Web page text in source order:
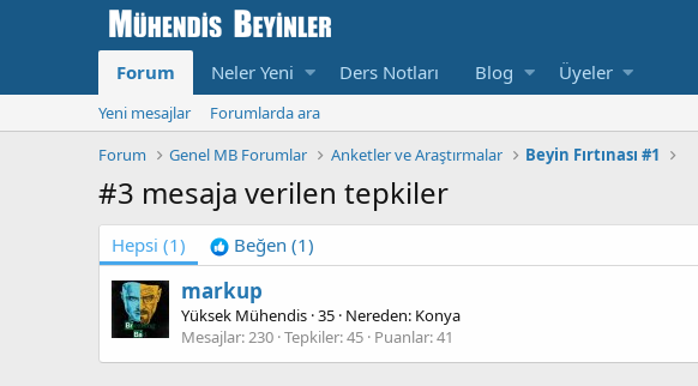
Forum Neler Yeni Ders Notları Blog Üyeler
Yeni mesajlar
Forumlarda ara
Forum
Genel MB Forumlar Anketler ve Araştırmalar Beyin Fırtınası #1
#3 mesaja verilen tepkiler
Hepsi (1) Beğen (1)
markup
Yüksek Mühendis ·35 · Nereden: Konya
Mesajlar 230 Tepkiler 45 Puanlar 41